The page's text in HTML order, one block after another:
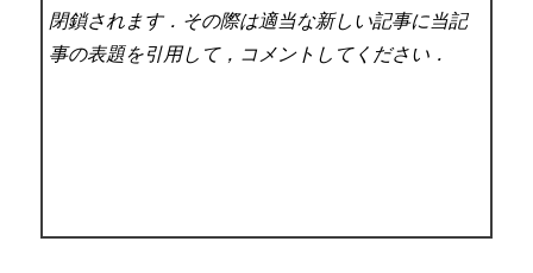
閉鎖されます．その際は適当な新しい記事に当記
事の表題を引用して，コメントしてください．